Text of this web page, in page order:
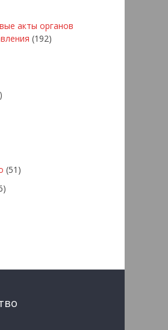
акты органов
(192)
(51)